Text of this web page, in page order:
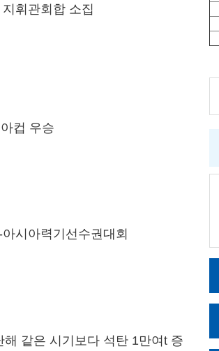
휘관회합 소집
컵 우승
시아력기선수권대회
같은 시기보다 석탄 1만여t 증